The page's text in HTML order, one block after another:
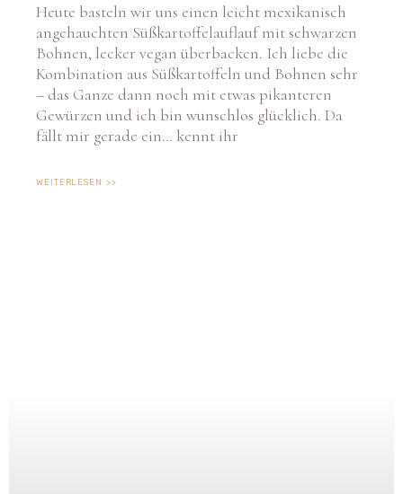
Heute basteln wir uns einen leicht mexikanisch
angehauchten Süßkartoffelauflauf mit schwarzen
Bohnen, lecker vegan überbacken. Ich liebe die
Kombination aus Süßkartoffeln und Bohnen sehr
– das Ganze dann noch mit etwas pikanteren
Gewürzen und ich bin wunschlos glücklich. Da
fällt mir gerade ein… kennt ihr
WEITERLESEN >>